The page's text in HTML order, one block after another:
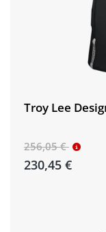
Troy Lee
256,05 €
230,45 €